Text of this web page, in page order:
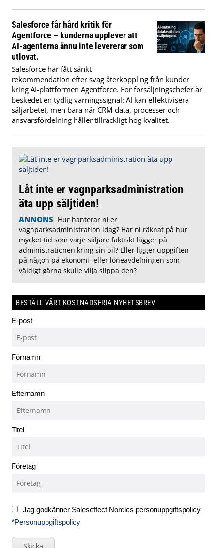
Salesforce får hård kritik för
Agentforce – kunderna upplever att
AI-agenterna ännu inte levererar som
utlovat.
Salesforce har fått sänkt
rekommendation efter svag återkoppling från kunder
kring AI-plattformen Agentforce. För försäljningschefer är
beskedet en tydlig varningssignal: AI kan effektivisera
säljarbetet, men bara när CRM-data, processer och
ansvarsfördelning håller tillräckligt hög kvalitet.
Låt inte er vagnparksadministration
äta upp säljtiden!
ANNONS Hur hanterar ni er
vagnparksadministration idag? Har ni räknat på hur
mycket tid som varje säljare faktiskt lägger på
administrationen kring sin bil? Eller ligger uppgiften
på någon på ekonomi- eller löneavdelningen som
väldigt gärna skulle vilja slippa den?
BESTÄLL VÅRT KOSTNADSFRIA NYHETSBREV
E-post
Förnamn
Efternamn
Titel
Företag
Jag godkänner Saleseffect Nordics personuppgiftspolicy
*Personuppgiftspolicy
Skicka